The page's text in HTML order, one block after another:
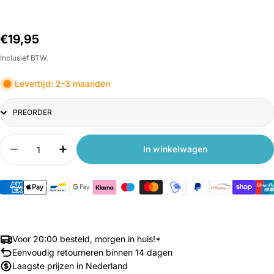
Normale
prijs
€19,95
Inclusief BTW.
Levertijd: 2-3 maanden
Title
Aantal
Aantal verlagen voor Xiaomi Roborock S8 Max
Aantal verhogen voor Xiaomi
In winkelwagen
Voor 20:00 besteld, morgen in huis!*
Eenvoudig retourneren binnen 14 dagen
Laagste prijzen in Nederland